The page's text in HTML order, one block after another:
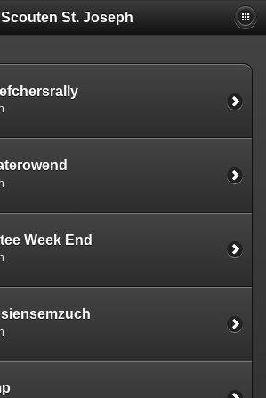
Scouten St. Joseph
Week End